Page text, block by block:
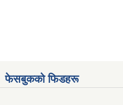
फेसबुकको फिडहरू